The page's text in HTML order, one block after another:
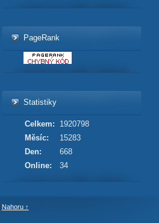
PageRank
Statistiky
Online: 34
Celkem:
1920798
Měsíc:
15283
Den:
668
Nahoru ↑